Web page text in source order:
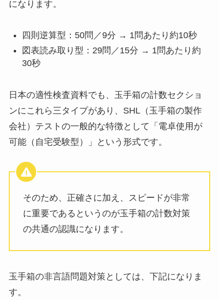
になります。
四則逆算型：50問／9分 → 1問あたり約10秒
図表読み取り型：29問／15分 → 1問あたり約
30秒
日本の適性検査資料でも、玉手箱の計数セクショ
ンにこれら三タイプがあり、SHL（玉手箱の製作
会社）テストの一般的な特徴として「電卓使用が
可能（自宅受験型）」という形式です。
そのため、正確さに加え、スピードが非常
に重要であるというのが玉手箱の計数対策
の共通の認識になります。
玉手箱の非言語問題対策としては、下記になりま
す。